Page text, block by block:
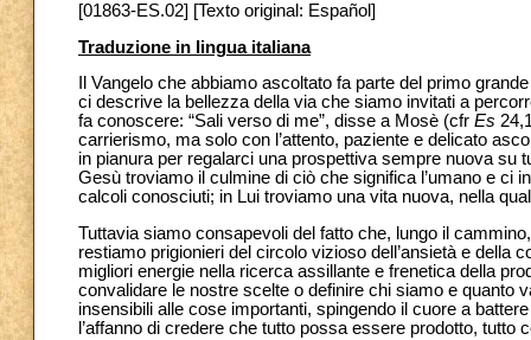
[01863-ES.02] [Texto original: Español]
Traduzione in lingua italiana
Il Vangelo che abbiamo ascoltato fa parte del primo
ci descrive la bellezza della via che siamo invitati a
fa conoscere: “Sali verso di me”, disse a Mosè (cfr Es
carrierismo, ma solo con l’attento, paziente e delicato
in pianura per regalarci una prospettiva sempre nuova
Gesù troviamo il culmine di ciò che significa l’umano e ci
calcoli conosciuti; in Lui troviamo una vita nuova, nella
Tuttavia siamo consapevoli del fatto che, lungo il
restiamo prigionieri del circolo vizioso dell’ansietà e della
migliori energie nella ricerca assillante e frenetica della
convalidare le nostre scelte o definire chi siamo e quanto
insensibili alle cose importanti, spingendo il cuore a
l’affanno di credere che tutto possa essere prodotto, tutto